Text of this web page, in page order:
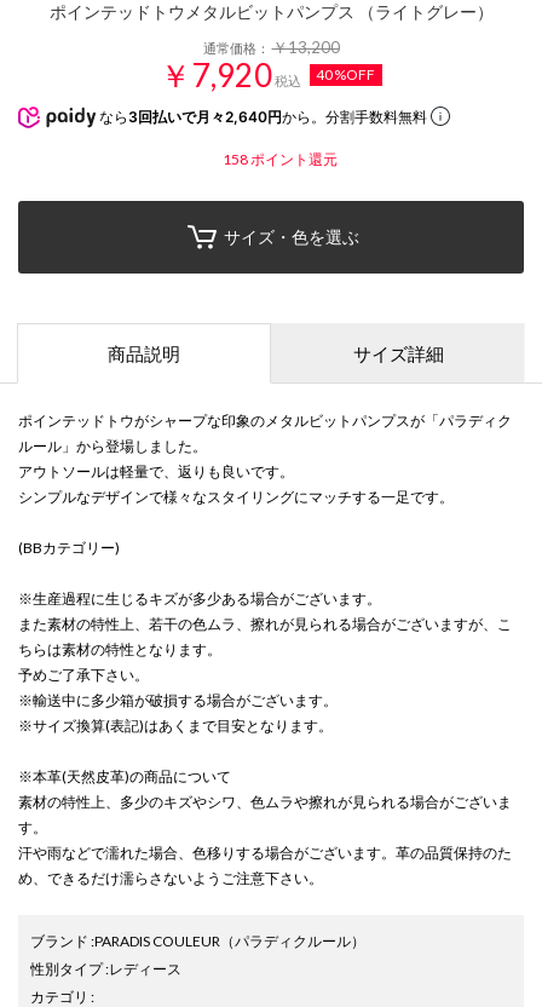
ポインテッドトウメタルビットパンプス （ライトグレー）
通常価格：￥13,200
￥7,920税込 40%OFF
なら 3回払いで月々2,640円から。分割手数料無料
158 ポイント還元
サイズ・色を選ぶ
商品説明 サイズ詳細
ポインテッドトウがシャープな印象のメタルビットパンプスが「パラディク
ルール」から登場しました。
アウトソールは軽量で、返りも良いです。
シンプルなデザインで様々なスタイリングにマッチする一足です。
(BBカテゴリー)
※生産過程に生じるキズが多少ある場合がございます。
また素材の特性上、若干の色ムラ、擦れが見られる場合がございますが、こ
ちらは素材の特性となります。
予めご了承下さい。
※輸送中に多少箱が破損する場合がございます。
※サイズ換算(表記)はあくまで目安となります。
※本革(天然皮革)の商品について
素材の特性上、多少のキズやシワ、色ムラや擦れが見られる場合がございま
す。
汗や雨などで濡れた場合、色移りする場合がございます。革の品質保持のた
め、できるだけ濡らさないようご注意下さい。
ブランド :PARADIS COULEUR （パラディクルール）
性別タイプ:レディース
カテゴリ :